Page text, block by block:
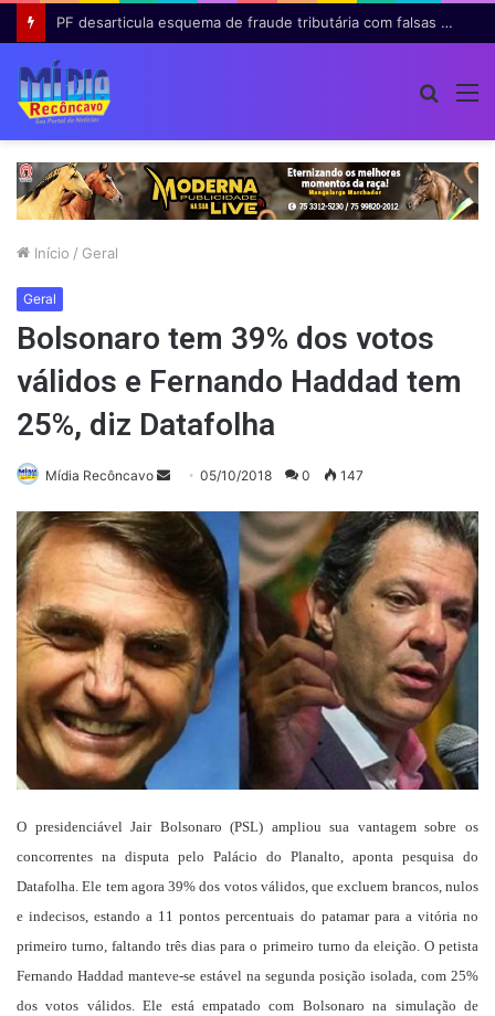
PF desarticula esquema de fraude tributária com falsas permissões de táxi na Bahia; agentes públicos são afastados
Início / Geral
Geral
Bolsonaro tem 39% dos votos
válidos e Fernando Haddad tem
25%, diz Datafolha
Mídia Recôncavo
Mande
mail
05/10/2018 0 147
O presidenciável Jair Bolsonaro (PSL) ampliou sua vantagem sobre os
concorrentes na disputa pelo Palácio do Planalto, aponta pesquisa do
Datafolha. Ele tem agora 39% dos votos válidos, que excluem brancos, nulos
e indecisos, estando a 11 pontos percentuais do patamar para a vitória no
primeiro turno, faltando três dias para o primeiro turno da eleição. O petista
Fernando Haddad manteve-se estável na segunda posição isolada, com 25%
dos votos válidos. Ele está empatado com Bolsonaro na simulação de